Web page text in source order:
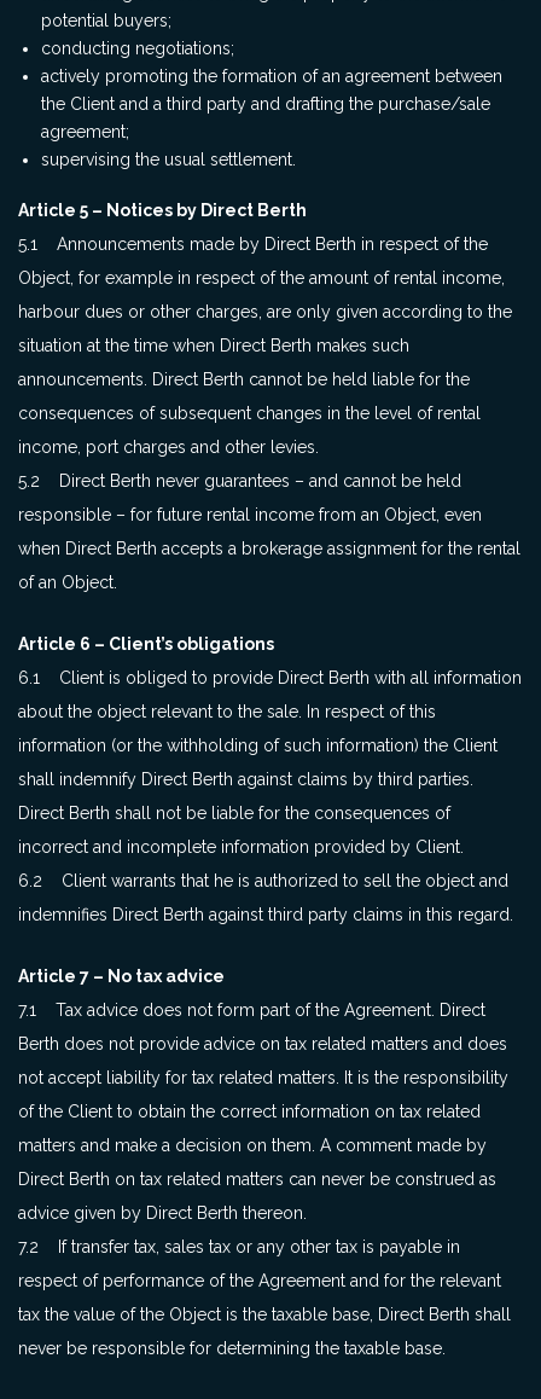
potential buyers;
conducting negotiations;
actively promoting the formation of an agreement between
the Client and a third party and drafting the purchase/sale
agreement;
supervising the usual settlement.
Article 5 – Notices by Direct Berth
5.1 Announcements made by Direct Berth in respect of the
Object, for example in respect of the amount of rental income,
harbour dues or other charges, are only given according to the
situation at the time when Direct Berth makes such
announcements. Direct Berth cannot be held liable for the
consequences of subsequent changes in the level of rental
income, port charges and other levies.
5.2 Direct Berth never guarantees – and cannot be held
responsible – for future rental income from an Object, even
when Direct Berth accepts a brokerage assignment for the rental
of an Object.
Article 6 – Client’s obligations
6.1 Client is obliged to provide Direct Berth with all information
about the object relevant to the sale. In respect of this
information (or the withholding of such information) the Client
shall indemnify Direct Berth against claims by third parties.
Direct Berth shall not be liable for the consequences of
incorrect and incomplete information provided by Client.
6.2 Client warrants that he is authorized to sell the object and
indemnifies Direct Berth against third party claims in this regard.
Article 7 – No tax advice
7.1 Tax advice does not form part of the Agreement. Direct
Berth does not provide advice on tax related matters and does
not accept liability for tax related matters. It is the responsibility
of the Client to obtain the correct information on tax related
matters and make a decision on them. A comment made by
Direct Berth on tax related matters can never be construed as
advice given by Direct Berth thereon.
7.2 If transfer tax, sales tax or any other tax is payable in
respect of performance of the Agreement and for the relevant
tax the value of the Object is the taxable base, Direct Berth shall
never be responsible for determining the taxable base.